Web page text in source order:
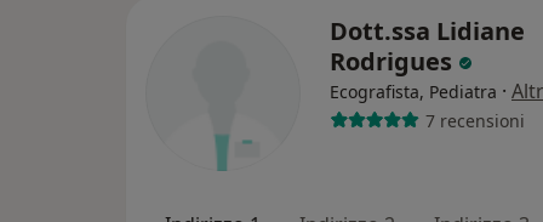
Dott.ssa Lidiane
Rodrigues
Ecografista, Pediatra ·
7 recensioni